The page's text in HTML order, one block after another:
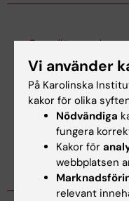
Grundläggande
läkarprogrammet
2026-08-27 13:00 till
2026-08-28 15:00
Kursen är särskilt
kliniska lärare -ofta
amanuenser - på
Vi använder
På Karolinska
kakor för olika
Nödvändiga
fungera
Kakor för
webbplatsen
relevant